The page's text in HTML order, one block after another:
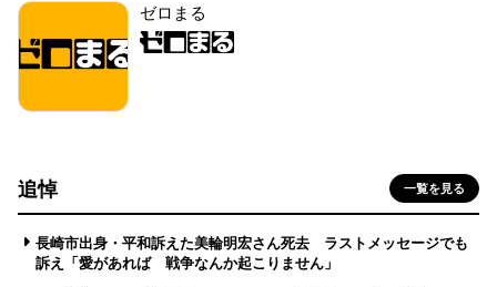
ゼロまる
追悼 一覧を見る
長崎市出身・平和訴えた美輪明宏さん死去 ラストメッセージでも
訴え「愛があれば 戦争なんか起こりません」